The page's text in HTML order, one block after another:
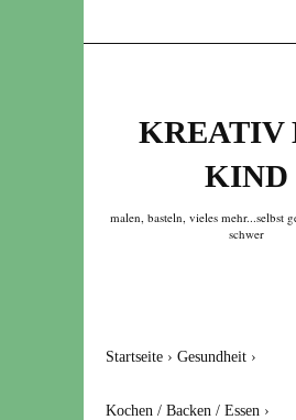
KREATIV
KIND
malen, basteln, vieles mehr...selbst
schwer
Startseite › Gesundheit ›
Kochen / Backen / Essen ›